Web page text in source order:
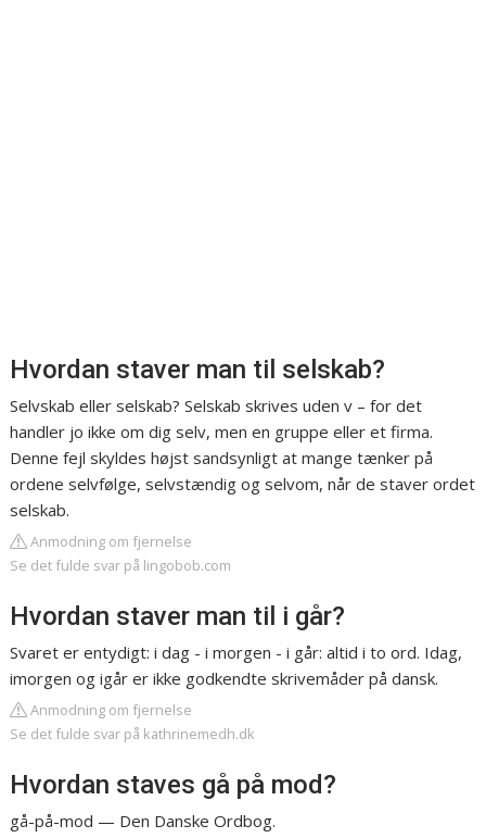
Hvordan staver man til selskab?
Selvskab eller selskab? Selskab skrives uden v – for det
handler jo ikke om dig selv, men en gruppe eller et firma.
Denne fejl skyldes højst sandsynligt at mange tænker på
ordene selvfølge, selvstændig og selvom, når de staver ordet
selskab.
Anmodning om fjernelse
Se det fulde svar på lingobob.com
Hvordan staver man til i går?
Svaret er entydigt: i dag - i morgen - i går: altid i to ord. Idag,
imorgen og igår er ikke godkendte skrivemåder på dansk.
Anmodning om fjernelse
Se det fulde svar på kathrinemedh.dk
Hvordan staves gå på mod?
gå-på-mod — Den Danske Ordbog.